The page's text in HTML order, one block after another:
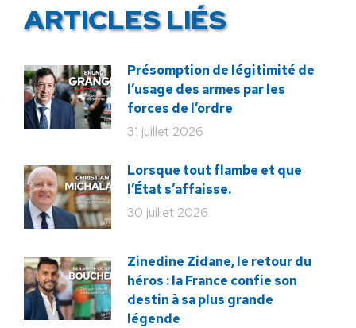
ARTICLES LIÉS
Présomption de légitimité de
l’usage des armes par les
forces de l’ordre
31 juillet 2026
Lorsque tout flambe et que
l’État s’affaisse.
30 juillet 2026
Zinedine Zidane, le retour du
héros : la France confie son
destin à sa plus grande
légende